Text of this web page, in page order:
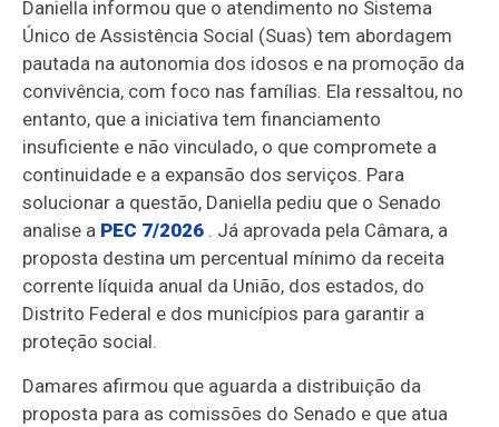
Daniella informou que o atendimento no Sistema
Único de Assistência Social (Suas) tem abordagem
pautada na autonomia dos idosos e na promoção da
convivência, com foco nas famílias. Ela ressaltou, no
entanto, que a iniciativa tem financiamento
insuficiente e não vinculado, o que compromete a
continuidade e a expansão dos serviços. Para
solucionar a questão, Daniella pediu que o Senado
analise a PEC 7/2026 . Já aprovada pela Câmara, a
proposta destina um percentual mínimo da receita
corrente líquida anual da União, dos estados, do
Distrito Federal e dos municípios para garantir a
proteção social.
Damares afirmou que aguarda a distribuição da
proposta para as comissões do Senado e que atua